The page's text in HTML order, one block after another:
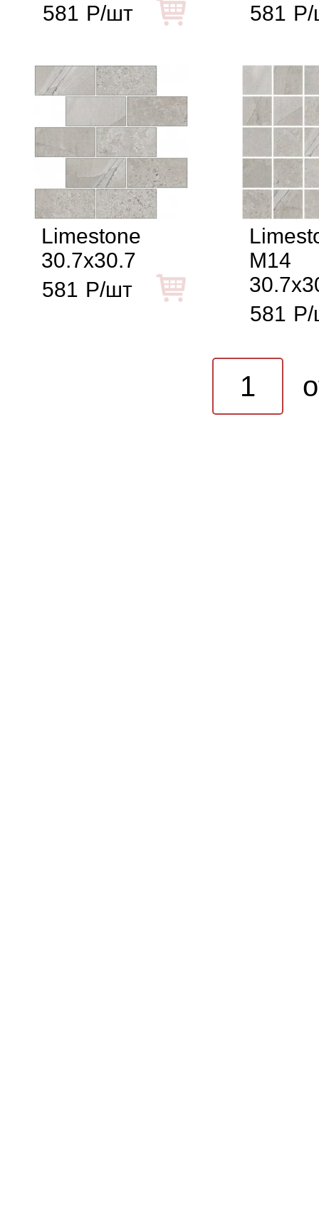
581 Р/шт
581 Р/
Limestone
30.7x30.7
581 Р/шт
M14
581 Р/